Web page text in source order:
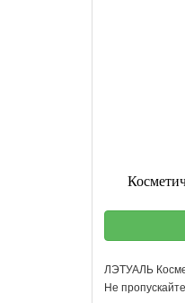
ЛЭТУАЛЬ
Не